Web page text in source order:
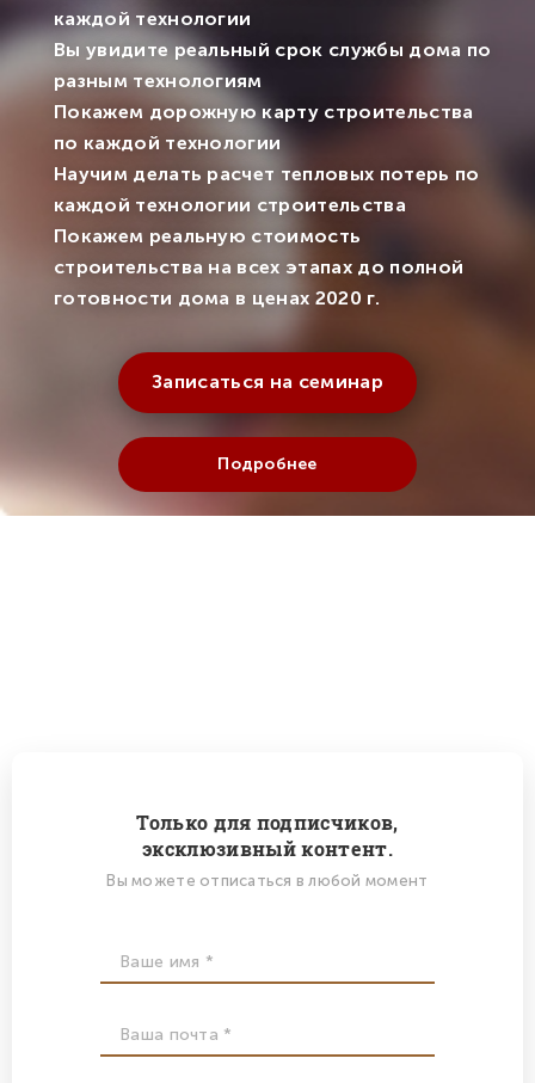
каждой технологии
Вы увидите реальный срок службы дома по
разным технологиям
Покажем дорожную карту строительства
по каждой технологии
Научим делать расчет тепловых потерь по
каждой технологии строительства
Покажем реальную стоимость
строительства на всех этапах до полной
готовности дома в ценах 2020 г.
Записаться на семинар
Подробнее
Только для подписчиков,
эксклюзивный контент.
Вы можете отписаться в любой момент